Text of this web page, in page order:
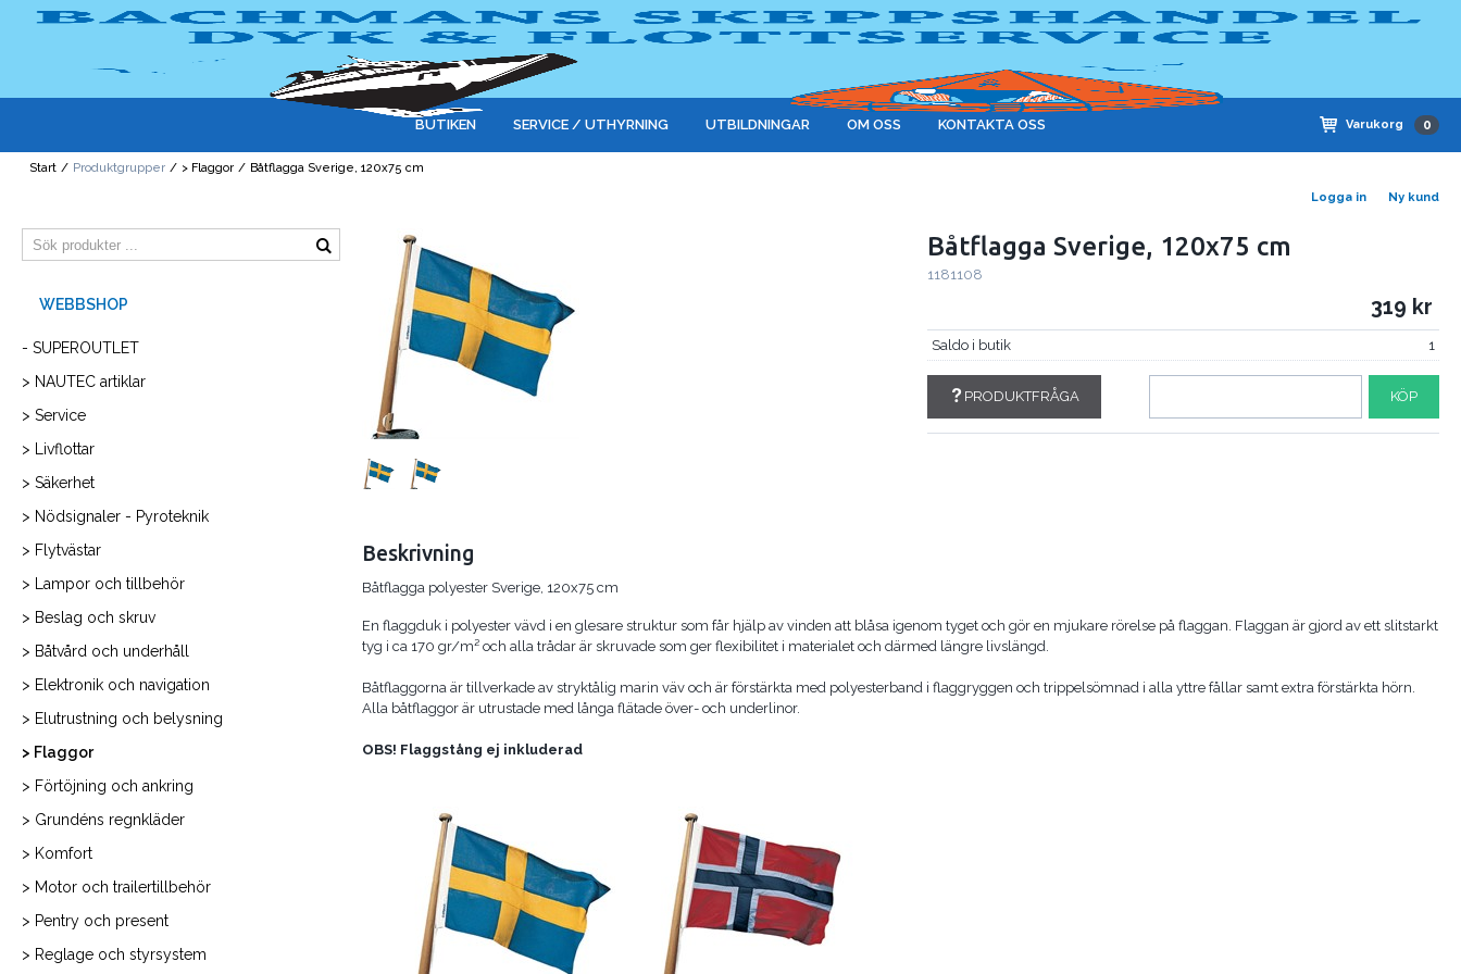
Logga in Ny kund
Varukorg 0
BUTIKEN SERVICE / UTHYRNING UTBILDNINGAR OM OSS KONTAKTA OSS
Start / Produktgrupper / > Flaggor / Båtflagga Sverige, 120x75 cm
- SUPEROUTLET
> NAUTEC artiklar
> Service
> Livflottar
> Säkerhet
> Nödsignaler - Pyroteknik
> Flytvästar
> Lampor och tillbehör
> Beslag och skruv
> Båtvård och underhåll
> Elektronik och navigation
> Elutrustning och belysning
> Flaggor
> Förtöjning och ankring
> Grundéns regnkläder
> Komfort
> Motor och trailertillbehör
> Pentry och present
> Reglage och styrsystem
Båtflagga Sverige, 120x75 cm
1181108
319
Saldo i butik 1
PRODUKTFRÅGA KÖP
Beskrivning
Båtflagga polyester Sverige, 120x75 cm
En flaggduk i polyester vävd i en glesare struktur som får hjälp av vinden att blåsa igenom tyget och gör en mjukare rörelse på flaggan. Flaggan är gjord av ett slitstarkt
tyg i ca 170 gr/m² och alla trådar är skruvade som ger flexibilitet i materialet och därmed längre livslängd.
Båtflaggorna är tillverkade av stryktålig marin väv och är förstärkta med polyesterband i flaggryggen och trippelsömnad i alla yttre fållar samt extra förstärkta hörn.
Alla båtflaggor är utrustade med långa flätade över- och underlinor.
OBS! Flaggstång ej inkluderad